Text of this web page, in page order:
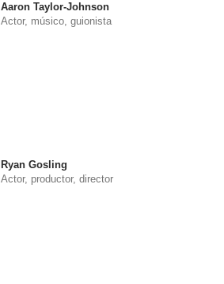
Aaron Taylor-Johnson
Actor, músico, guionista
Ryan Gosling
Actor, productor, director